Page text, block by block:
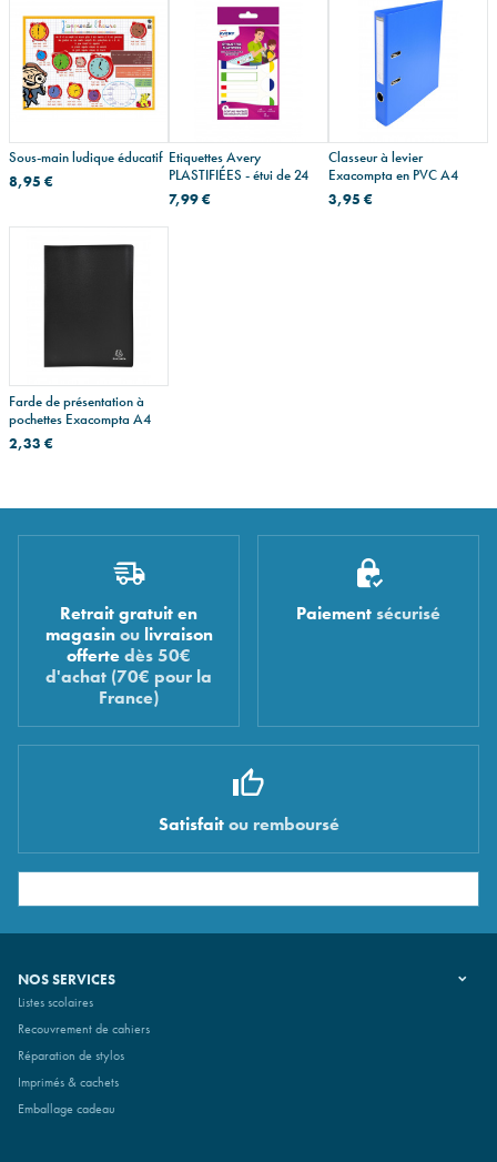
Sous-main ludique éducatif
8,95 €
Etiquettes Avery
PLASTIFIÉES - étui de 24
7,99 €
Classeur à levier
Exacompta en PVC A4
3,95 €
Farde de présentation à
pochettes Exacompta A4
2,33 €
Retrait gratuit en
magasinou livraison
offerte dès 50€
d'achat (70€ pour la
France)
Paiement sécurisé
Satisfaitou remboursé
NOS SERVICES
Listes scolaires
Recouvrement de cahiers
Réparation de stylos
Imprimés & cachets
Emballage cadeau